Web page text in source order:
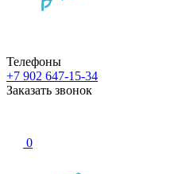
Телефоны
+7 902 647-15-34
Заказать звонок
0